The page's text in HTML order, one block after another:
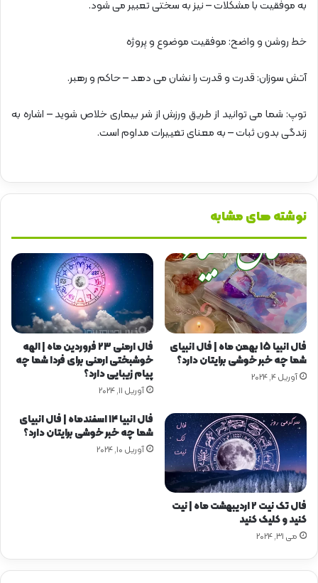
به موفقیت با مشکلات – نیز به سختی تعبیر می شود.
خط روشن و واضح: موفقیت موضوع و پروژه
آتش سوزان: قدرت و قدرت را نشان می دهد – حاکم و رهبر.
توپ: شما می توانید از طریق ورزش از شر بیماری خلاص شوید – اشاره به
زندگی بدون ثبات – به معنای تغییرات مداوم است.
نوشته های مشابه
فال انبیا 15 بهمن ماه | فال انبیای
شما چه خبر خوشی برایتان دارد؟
آوریل 4, 2024
فال ارمنی ۲۳ فروردین ماه | الهه
خوشبختی ارمنی برای فردا شما چه
پیام زیبایی دارد؟
آوریل 11, 2024
فال تک نیت ۲ اردیبهشت ماه | نیت
کنید و کلیک کنید
می 31, 2024
فال انبیا ۱۴ اسفندماه | فال انبیای
شما چه خبر خوشی برایتان دارد؟
آوریل 10, 2024